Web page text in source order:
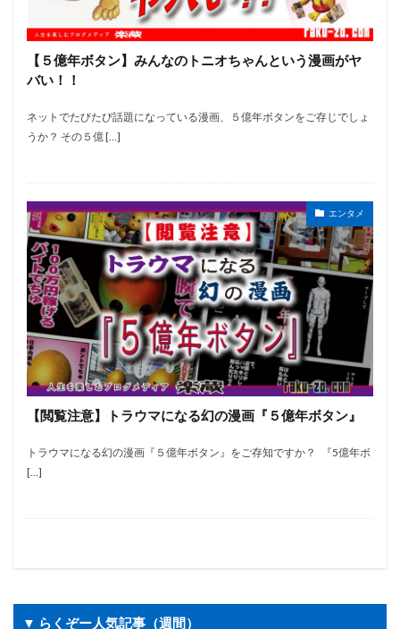
【５億年ボタン】みんなのトニオちゃんという漫画がヤ
バい！！
ネットでたびたび話題になっている漫画、５億年ボタンをご存じでしょ
うか？ その５億 […]
エンタメ
【閲覧注意】トラウマになる幻の漫画『５億年ボタン』
トラウマになる幻の漫画『５億年ボタン』をご存知ですか？ 『5億年ボ
[…]
▼ らくぞー人気記事（週間）